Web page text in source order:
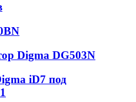
Digma DG503N
iD7 под